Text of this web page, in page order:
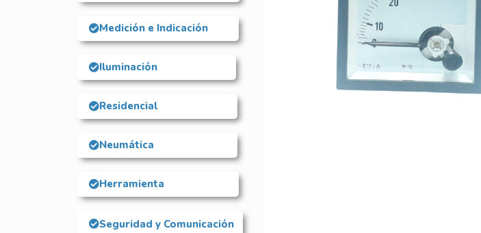
Medición e Indicación
Iluminación
Residencial
Neumática
Herramienta
Seguridad y Comunicación